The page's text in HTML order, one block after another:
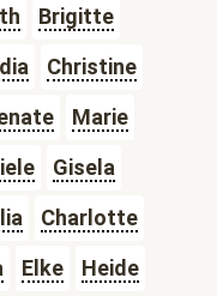
Brigitte
Christine
Marie
Gisela
Charlotte
Elke
Heide